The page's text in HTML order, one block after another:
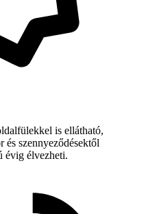
is ellátható,
és szennyeződésektől
évig élvezheti.